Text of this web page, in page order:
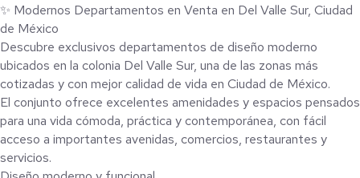
✨ Modernos Departamentos en Venta en Del Valle Sur, Ciudad
de México
Descubre exclusivos departamentos de diseño moderno
ubicados en la colonia Del Valle Sur, una de las zonas más
cotizadas y con mejor calidad de vida en Ciudad de México.
El conjunto ofrece excelentes amenidades y espacios pensados
para una vida cómoda, práctica y contemporánea, con fácil
acceso a importantes avenidas, comercios, restaurantes y
servicios.